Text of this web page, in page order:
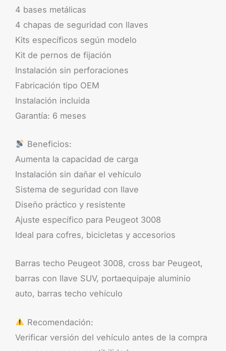
4 bases metálicas
4 chapas de seguridad con llaves
Kits específicos según modelo
Kit de pernos de fijación
Instalación sin perforaciones
Fabricación tipo OEM
Instalación incluida
Garantía: 6 meses
Beneficios:
Aumenta la capacidad de carga
Instalación sin dañar el vehículo
Sistema de seguridad con llave
Diseño práctico y resistente
Ajuste específico para Peugeot 3008
Ideal para cofres, bicicletas y accesorios
Barras techo Peugeot 3008, cross bar Peugeot,
barras con llave SUV, portaequipaje aluminio
auto, barras techo vehículo
Recomendación:
Verificar versión del vehículo antes de la compra